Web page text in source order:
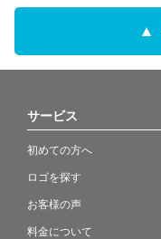
サービス
初めての方へ
ロゴを探す
お客様の声
料金について